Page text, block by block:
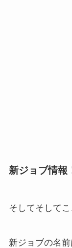
新ジョブ情報
そしてそして
新ジョブの名